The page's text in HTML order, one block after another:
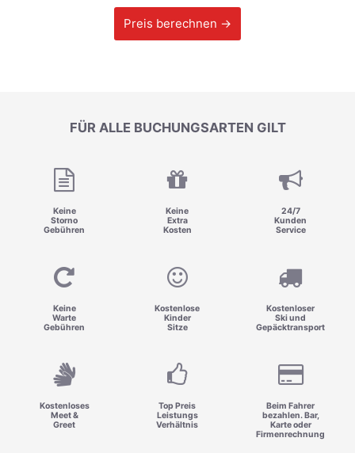
Preis berechnen →
FÜR ALLE BUCHUNGSARTEN GILT
Keine
Storno
Gebühren
Keine
Extra
Kosten
24/7
Kunden
Service
Keine
Warte
Gebühren
Kostenlose
Kinder
Sitze
Kostenloser
Ski und
Gepäcktransport
Kostenloses
Meet &
Greet
Top Preis
Leistungs
Verhältnis
Beim Fahrer
bezahlen. Bar,
Karte oder
Firmenrechnung